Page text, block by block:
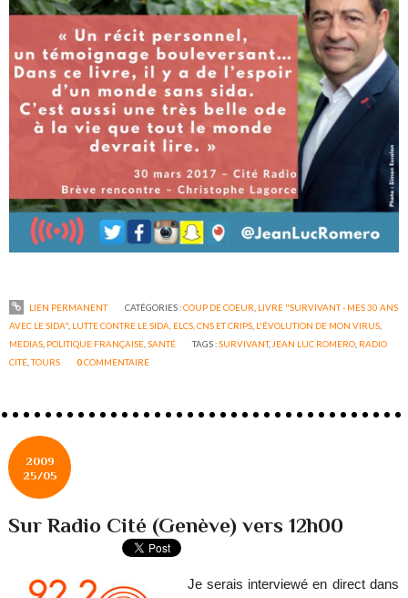
LIEN PERMANENT CATÉGORIES :COUP DE COEUR LIVRE "SURVIVANT - MES 30 ANS
AVEC LE SIDA" LUTTE CONTRE LE SIDA, ELCS, CNS ET CRIPS L'ÉVOLUTION DE MON VIRUS
MEDIAS POLITIQUE FRANÇAISE ,SANTÉ TAGS :SURVIVANT, JEAN LUC ROMERO RADIO
CITÉ ,TOURS 0COMMENTAIRE
2009
25/05
Sur Radio Cité (Genève) vers 12h00
Je serais interviewé en direct dans